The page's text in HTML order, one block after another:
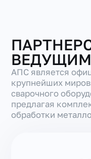
АПС является
крупнейших
сварочного
предлагая
обработки